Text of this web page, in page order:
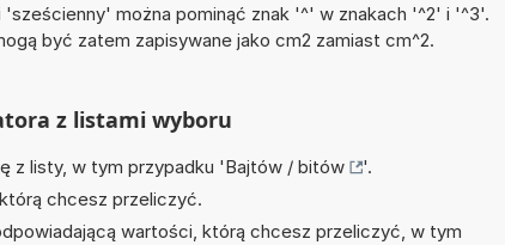
można pominąć znak '^' w znakach '^2' i '^3'.
być zatem zapisywane jako cm2 zamiast cm^2.
z listami wyboru
z listy, w tym przypadku 'Bajtów / bitów
'.
chcesz przeliczyć.
wartości, którą chcesz przeliczyć, w tym